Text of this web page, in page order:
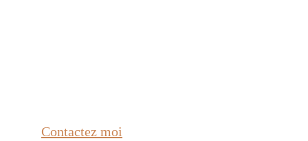
Contactez moi